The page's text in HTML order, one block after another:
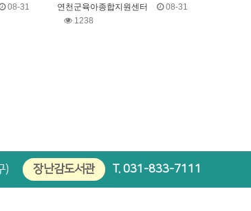
08-31
연천군육아종합지원센터
08-31
1238
) 장난감도서관 T. 031-833-7111